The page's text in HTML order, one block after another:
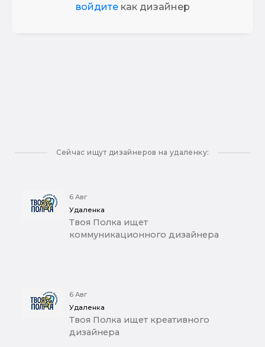
войдитекак дизайнер
Сейчас ищут дизайнеров на удаленку:
6 Авг
Удаленка
Твоя Полка ищет
коммуникационного дизайнера
6 Авг
Удаленка
Твоя Полка ищет креативного
дизайнера